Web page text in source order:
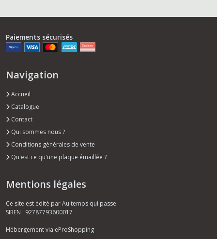
Paiements sécurisés
Navigation
Accueil
Catalogue
Contact
Qui sommes nous ?
Conditions générales de vente
Qu'est ce qu'une plaque émaillée ?
Mentions légales
Ce site est édité par Au temps qui passe.
SIREN : 92787793600017
Hébergement via eProShopping